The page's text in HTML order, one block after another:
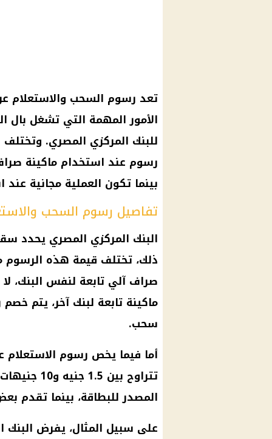
تعد رسوم السحب والاستعلام
الأمور المهمة التي تشغل بال
للبنك المركزي المصري.
رسوم عند استخدام ماكينة
بينما تكون العملية مجانية
تفاصيل رسوم السحب
البنك المركزي المصري يحدد
ذلك، تختلف قيمة هذه الرسوم
صراف آلي تابعة لنفس البنك،
سحب.
أما فيما يخص رسوم
تتراوح
المصدر للبطاقة، بينما تقدم
على سبيل المثال، يفرض